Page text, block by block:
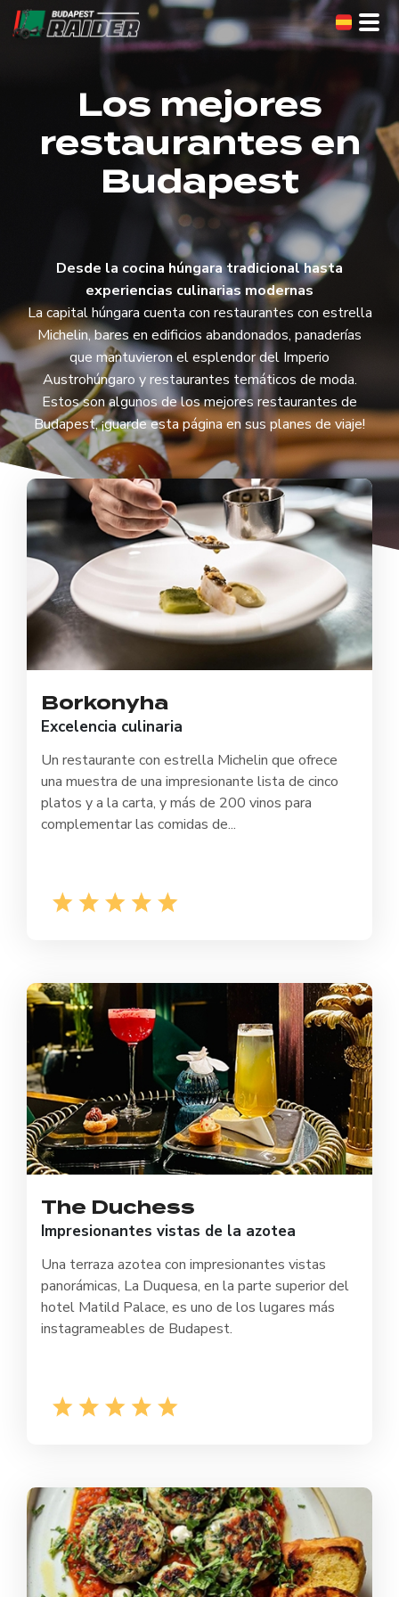
Skip
to
Los mejores
restaurantes en
Budapest
Desde la cocina húngara tradicional hasta
experiencias culinarias modernas
La capital húngara cuenta con restaurantes con estrella
Michelin, bares en edificios abandonados, panaderías
que mantuvieron el esplendor del Imperio
Austrohúngaro y restaurantes temáticos de moda.
Estos son algunos de los mejores restaurantes de
Budapest, ¡guarde esta página en sus planes de viaje!
Borkonyha
Excelencia culinaria
Un restaurante con estrella Michelin que ofrece
una muestra de una impresionante lista de cinco
platos y a la carta, y más de 200 vinos para
complementar las comidas de...
The Duchess
Impresionantes vistas de la azotea
Una terraza azotea con impresionantes vistas
panorámicas, La Duquesa, en la parte superior del
hotel Matild Palace, es uno de los lugares más
instagrameables de Budapest.